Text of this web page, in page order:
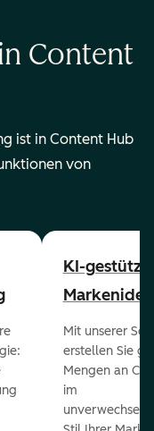
Content
ist in Content Hub
von
KI-
Mit unserer
erstellen Sie
Mengen an
im